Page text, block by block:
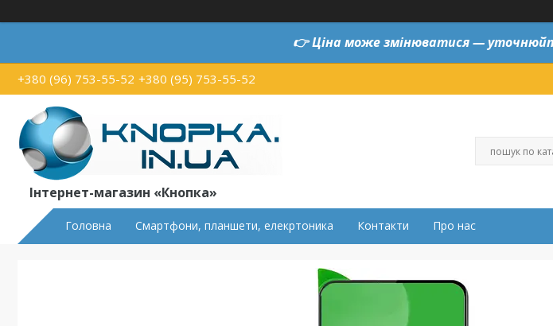
👉Ціна може змінюватися —
+380 (96) 753-55-52 +380 (95) 753-55-52
Інтернет-магазин «Кнопка»
Головна Смартфони, планшети, елекртоника Контакти Про нас